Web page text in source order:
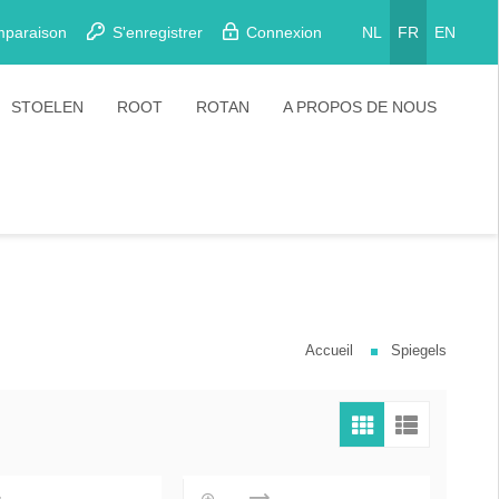
S'enregistrer Connexion NL FR EN
STOELEN ROOT ROTAN A PROPOS DE NOUS
Accueil Spiegels